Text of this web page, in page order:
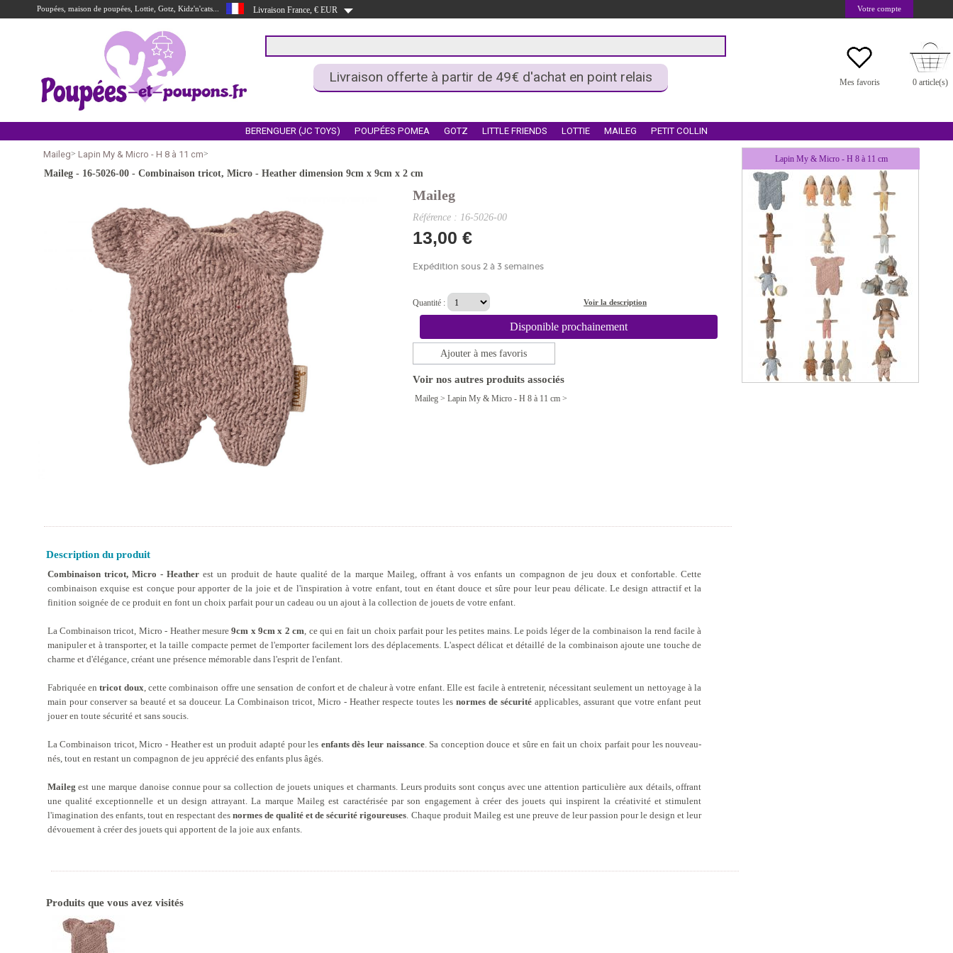
Poupées, maison de poupées, Lottie, Gotz, Kidz'n'cats... Livraison France, € EUR Votre compte
Livraison offerte à partir de 49€ d'achat en point relais Mes favoris 0 article(s)
BERENGUER (JC TOYS) POUPÉES POMEA GOTZ LITTLE FRIENDS LOTTIE MAILEG PETIT COLLIN
Maileg> Lapin My & Micro - H 8 à 11 cm>
Maileg - 16-5026-00 - Combinaison tricot, Micro - Heather dimension 9cm x 9cm x 2 cm
Maileg
Référence : 16-5026-00
13,00 €
Expédition sous 2 à 3 semaines
Quantité : Voir la description
Disponible prochainement
Ajouter à mes favoris
Voir nos autres produits associés
Maileg > Lapin My & Micro - H 8 à 11 cm >
Description du produit
Combinaison tricot, Micro - Heather est un produit de haute qualité de la marque Maileg, offrant à vos enfants un compagnon de jeu doux et confortable. Cette
combinaison exquise est conçue pour apporter de la joie et de l'inspiration à votre enfant, tout en étant douce et sûre pour leur peau délicate. Le design attractif et la
finition soignée de ce produit en font un choix parfait pour un cadeau ou un ajout à la collection de jouets de votre enfant.
La Combinaison tricot, Micro - Heather mesure9cm x 9cm x 2 cm , ce qui en fait un choix parfait pour les petites mains. Le poids léger de la combinaison la rend facile à
manipuler et à transporter, et la taille compacte permet de l'emporter facilement lors des déplacements. L'aspect délicat et détaillé de la combinaison ajoute une touche de
charme et d'élégance, créant une présence mémorable dans l'esprit de l'enfant.
Fabriquée entricot doux , cette combinaison offre une sensation de confort et de chaleur à votre enfant. Elle est facile à entretenir, nécessitant seulement un nettoyage à la
main pour conserver sa beauté et sa douceur. La Combinaison tricot, Micro - Heather respecte toutes lesnormes de sécurité applicables, assurant que votre enfant peut
jouer en toute sécurité et sans soucis.
La Combinaison tricot, Micro - Heather est un produit adapté pour les enfants dès leur naissance. Sa conception douce et sûre en fait un choix parfait pour les nouveau-
nés, tout en restant un compagnon de jeu apprécié des enfants plus âgés.
Maileg est une marque danoise connue pour sa collection de jouets uniques et charmants. Leurs produits sont conçus avec une attention particulière aux détails, offrant
une qualité exceptionnelle et un design attrayant. La marque Maileg est caractérisée par son engagement à créer des jouets qui inspirent la créativité et stimulent
l'imagination des enfants, tout en respectant desnormes de qualité et de sécurité rigoureuses . Chaque produit Maileg est une preuve de leur passion pour le design et leur
dévouement à créer des jouets qui apportent de la joie aux enfants.
Produits que vous avez visités
Lapin My & Micro - H 8 à 11 cm